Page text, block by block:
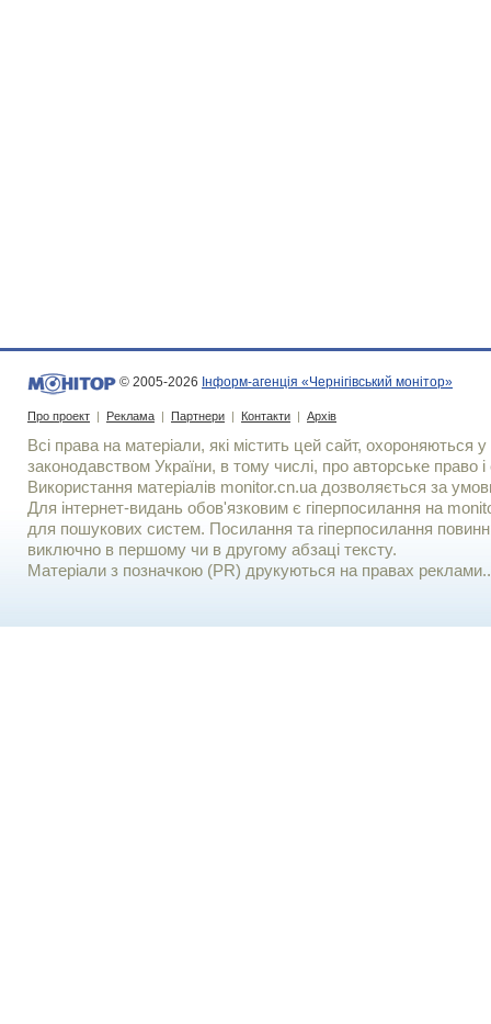
© 2005-2026 Інформ-агенція «Чернігівський монітор»
Про проект | Реклама | Партнери | Контакти | Архів
Всі права на матеріали, які містить цей сайт, охороняються у
законодавством України, в тому числі, про авторське право і
Використання матерiалiв monitor.cn.ua дозволяється за
Для iнтернет-видань обов'язковим є гiперпосилання на
для пошукових систем. Посилання та гіперпосилання
виключно в першому чи в другому абзаці тексту.
Матеріали з позначкою (PR) друкуються на правах реклами..